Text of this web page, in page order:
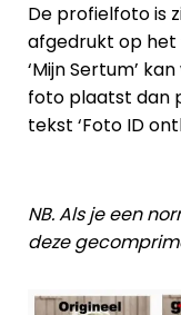
De profielfoto is
afgedrukt op het
‘Mijn Sertum’
foto plaatst dan
tekst ‘Foto ID
NB. Als je een
deze